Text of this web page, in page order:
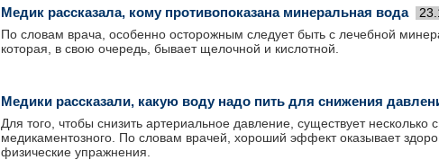
Медик рассказала, кому противопоказана минеральная вода
По словам врача, особенно осторожным следует быть с лечебной
которая, в свою очередь, бывает щелочной и кислотной.
Медики рассказали, какую воду надо пить для снижения
Для того, чтобы снизить артериальное давление, существует несколько
медикаментозного. По словам врачей, хороший эффект оказывает
физические упражнения.